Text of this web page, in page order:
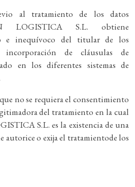
al tratamiento de los datos
LOGISTICA S.L. obtiene
e inequívoco del titular de los
de cláusulas de
en los diferentes sistemas de
no se requiera el consentimiento
del tratamiento en la cual
S.L. es la existencia de una
autorice o exija el tratamientode los